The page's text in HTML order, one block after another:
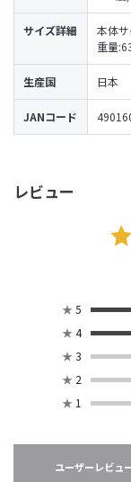
レビュー
★ 5
★ 4
★ 3
★ 2
★ 1
ユーザーレビュ
サイズ詳細
本体
重量
生産国 日本
JANコード